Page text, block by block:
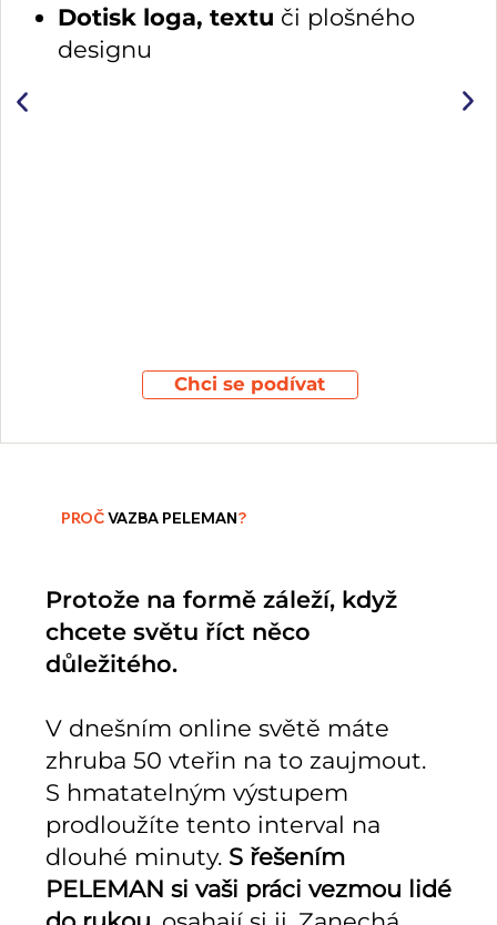
Dotisk loga, textu či plošného
designu
Chci se podívat
PROČVAZBA PELEMAN?
Protože na formě záleží, když
chcete světu říct něco
důležitého.
V dnešním online světě máte
zhruba 50 vteřin na to zaujmout.
S hmatatelným výstupem
prodloužíte tento interval na
dlouhé minuty. S řešením
PELEMAN si vaši práci vezmou lidé